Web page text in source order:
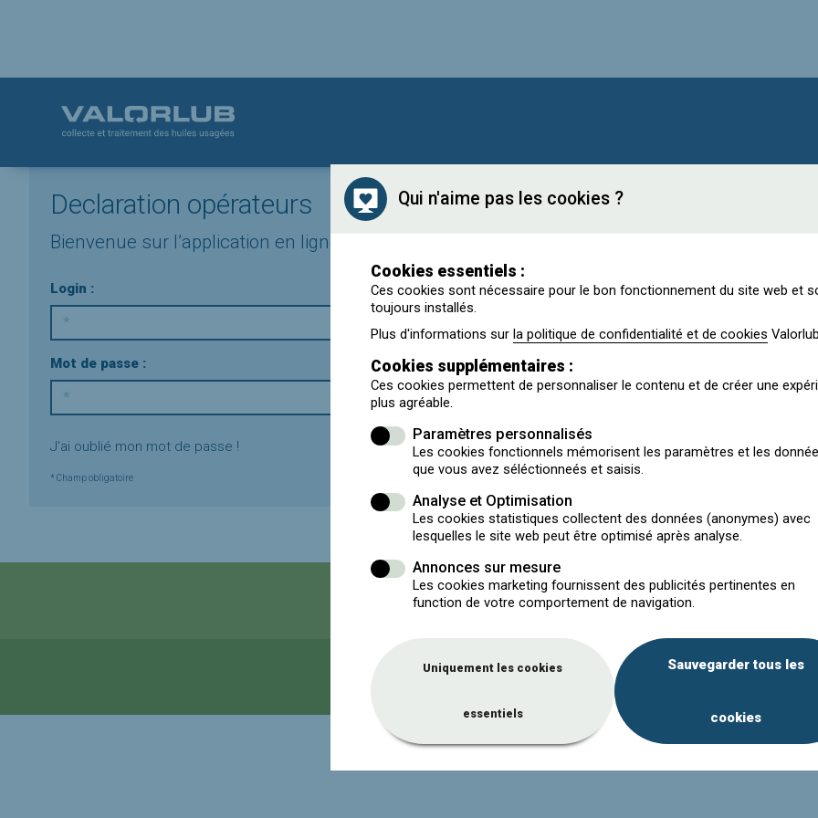
Declaration opérateurs
Bienvenue sur l’application en ligne permettant de compléter votre déclaration.
Login :
Mot de passe :
J'ai oublié mon mot de passe !
* Champ obligatoire
Avis juridique Confidentialité & cookies
© Valorlub 2026
Qui n'aime pas les cookies ?
Cookies essentiels :
Ces cookies sont nécessaire pour le bon fonctionnement du site web et
toujours installés.
Plus d'informations surla politique de confidentialité et de cookies
Cookies supplémentaires :
Ces cookies permettent de personnaliser le contenu et de créer une
plus agréable.
Paramètres personnalisés
Les cookies fonctionnels mémorisent les paramètres et les
que vous avez séléctionneés et saisis.
Analyse et Optimisation
Les cookies statistiques collectent des données (anonymes) avec
lesquelles le site web peut être optimisé après analyse.
Annonces sur mesure
Les cookies marketing fournissent des publicités pertinentes en
function de votre comportement de navigation.
Uniquement les cookies
essentiels
Sauvegarder tous les
cookies